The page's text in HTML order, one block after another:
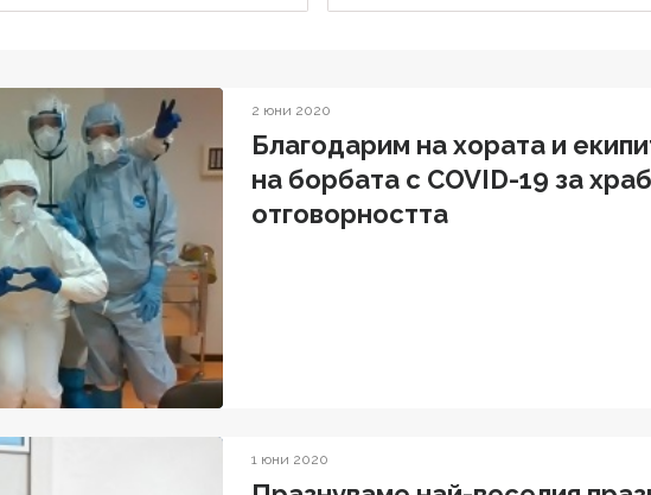
2 юни 2020
Благодарим на хората и
на борбата с COVID-19 за
отговорността
1 юни 2020